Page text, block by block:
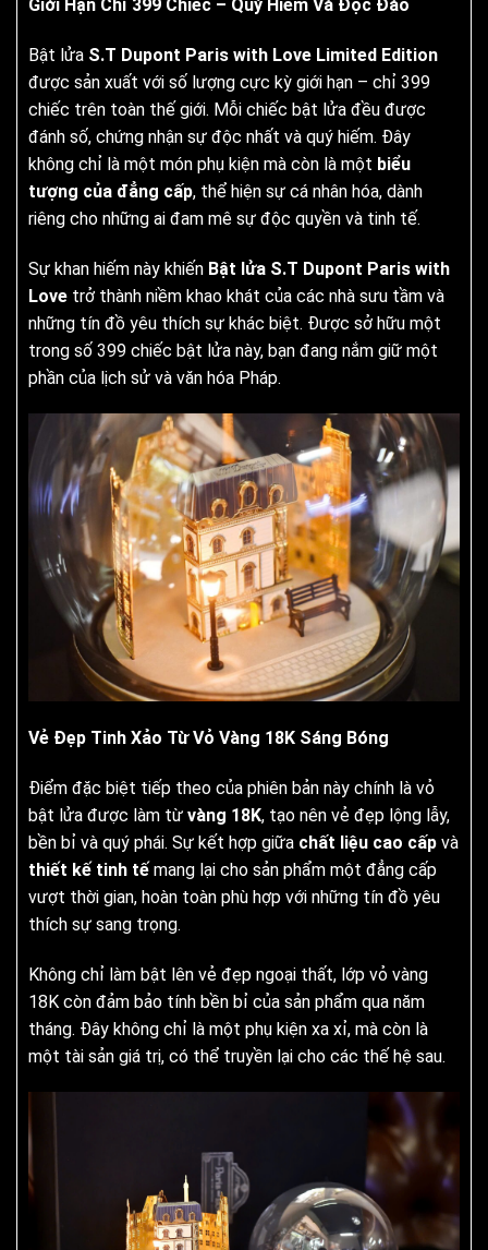
Giới Hạn Chỉ 399 Chiếc – Quý Hiếm Và Độc Đáo
Bật lửa S.T Dupont Paris with Love Limited Edition
được sản xuất với số lượng cực kỳ giới hạn – chỉ 399
chiếc trên toàn thế giới. Mỗi chiếc bật lửa đều được
đánh số, chứng nhận sự độc nhất và quý hiếm. Đây
không chỉ là một món phụ kiện mà còn là một biểu
tượng của đẳng cấp, thể hiện sự cá nhân hóa, dành
riêng cho những ai đam mê sự độc quyền và tinh tế.
Sự khan hiếm này khiến Bật lửa S.T Dupont Paris with
Love trở thành niềm khao khát của các nhà sưu tầm và
những tín đồ yêu thích sự khác biệt. Được sở hữu một
trong số 399 chiếc bật lửa này, bạn đang nắm giữ một
phần của lịch sử và văn hóa Pháp.
Vẻ Đẹp Tinh Xảo Từ Vỏ Vàng 18K Sáng Bóng
Điểm đặc biệt tiếp theo của phiên bản này chính là vỏ
bật lửa được làm từ vàng 18K, tạo nên vẻ đẹp lộng lẫy,
bền bỉ và quý phái. Sự kết hợp giữa chất liệu cao cấp và
thiết kế tinh tế mang lại cho sản phẩm một đẳng cấp
vượt thời gian, hoàn toàn phù hợp với những tín đồ yêu
thích sự sang trọng.
Không chỉ làm bật lên vẻ đẹp ngoại thất, lớp vỏ vàng
18K còn đảm bảo tính bền bỉ của sản phẩm qua năm
tháng. Đây không chỉ là một phụ kiện xa xỉ, mà còn là
một tài sản giá trị, có thể truyền lại cho các thế hệ sau.